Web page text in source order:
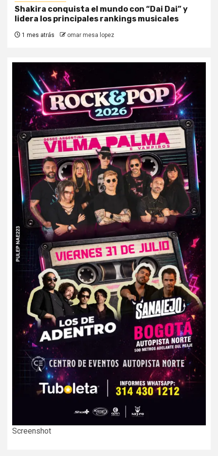
Shakira conquista el mundo con “Dai Dai” y
lidera los principales rankings musicales
1 mes atrás omar mesa lopez
Screenshot